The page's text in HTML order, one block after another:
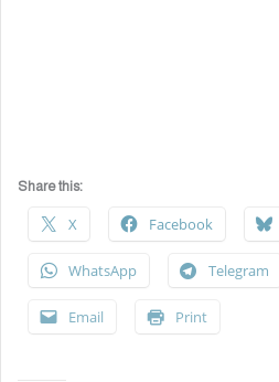
Share this:
X Facebook
WhatsApp Telegram
Email Print